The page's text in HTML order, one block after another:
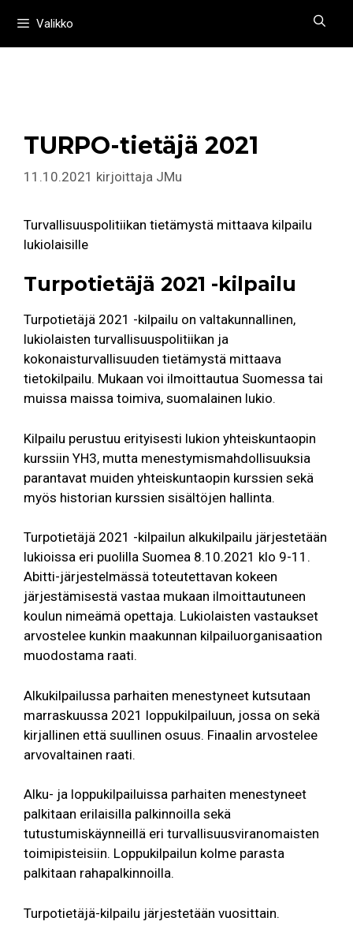
sisältöönValikko
TURPO-tietäjä 2021
11.10.2021 kirjoittaja JMu
Turvallisuuspolitiikan tietämystä mittaava kilpailu
lukiolaisille
Turpotietäjä 2021 -kilpailu
Turpotietäjä 2021 -kilpailu on valtakunnallinen,
lukiolaisten turvallisuuspolitiikan ja
kokonaisturvallisuuden tietämystä mittaava
tietokilpailu. Mukaan voi ilmoittautua Suomessa tai
muissa maissa toimiva, suomalainen lukio.
Kilpailu perustuu erityisesti lukion yhteiskuntaopin
kurssiin YH3, mutta menestymismahdollisuuksia
parantavat muiden yhteiskuntaopin kurssien sekä
myös historian kurssien sisältöjen hallinta.
Turpotietäjä 2021 -kilpailun alkukilpailu järjestetään
lukioissa eri puolilla Suomea 8.10.2021 klo 9-11.
Abitti-järjestelmässä toteutettavan kokeen
järjestämisestä vastaa mukaan ilmoittautuneen
koulun nimeämä opettaja. Lukiolaisten vastaukset
arvostelee kunkin maakunnan kilpailuorganisaation
muodostama raati.
Alkukilpailussa parhaiten menestyneet kutsutaan
marraskuussa 2021 loppukilpailuun, jossa on sekä
kirjallinen että suullinen osuus. Finaalin arvostelee
arvovaltainen raati.
Alku- ja loppukilpailuissa parhaiten menestyneet
palkitaan erilaisilla palkinnoilla sekä
tutustumiskäynneillä eri turvallisuusviranomaisten
toimipisteisiin. Loppukilpailun kolme parasta
palkitaan rahapalkinnoilla.
Turpotietäjä-kilpailu järjestetään vuosittain.